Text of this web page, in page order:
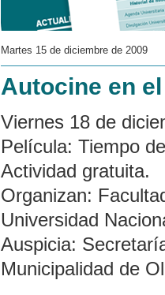
Martes 15 de diciembre de 2009
Autocine en
Viernes 18 de
Película: Tiempo
Actividad gratuita.
Organizan:
Universidad
Auspicia:
Municipalidad de